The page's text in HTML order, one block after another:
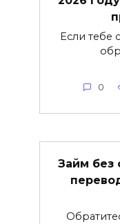
Если тебе
0
Займ без